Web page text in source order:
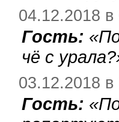
04.12.2018 в
Гость: «
чё с урала?
03.12.2018 в
Гость: «